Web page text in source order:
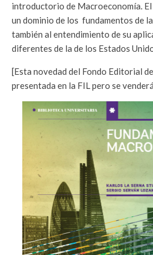
introductorio de Macroeconomía.
un dominio de los fundamentos de
también al entendimiento de su
diferentes de la de los Estados
[Esta novedad del Fondo Editorial
presentada en la FIL pero se